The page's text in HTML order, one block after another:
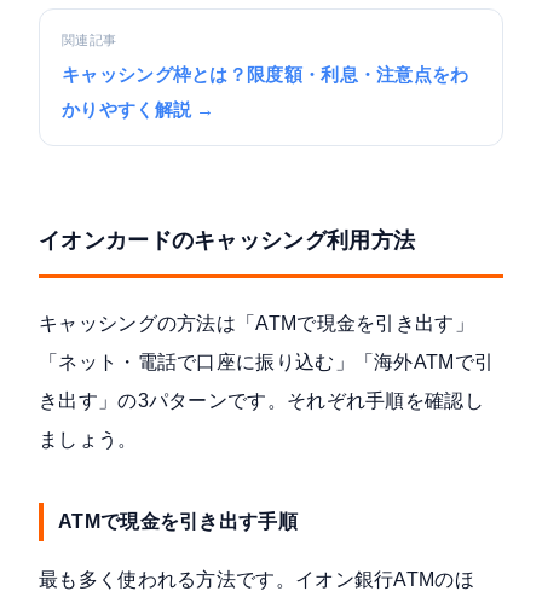
関連記事
キャッシング枠とは？限度額・利息・注意点をわ
かりやすく解説 →
イオンカードのキャッシング利用方法
キャッシングの方法は「ATMで現金を引き出す」
「ネット・電話で口座に振り込む」「海外ATMで引
き出す」の3パターンです。それぞれ手順を確認し
ましょう。
ATMで現金を引き出す手順
最も多く使われる方法です。イオン銀行ATMのほ